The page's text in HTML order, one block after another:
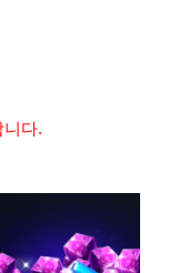
니다.